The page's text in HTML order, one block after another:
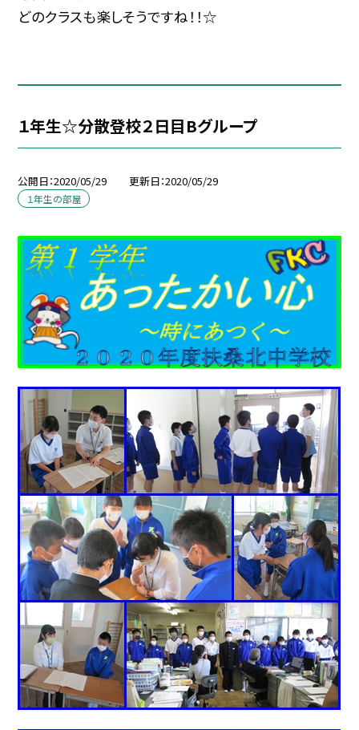
どのクラスも楽しそうですね！！☆
１年生☆分散登校２日目Bグループ
公開日 2020/05/29 更新日 2020/05/29
１年生の部屋